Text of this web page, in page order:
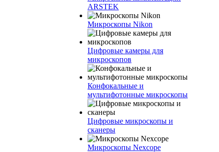
ARSTEK
Микроскопы Nikon
Цифровые камеры для
микроскопов
Конфокальные и
мультифотонные микроскопы
Цифровые микроскопы и
сканеры
Микроскопы Nexcope